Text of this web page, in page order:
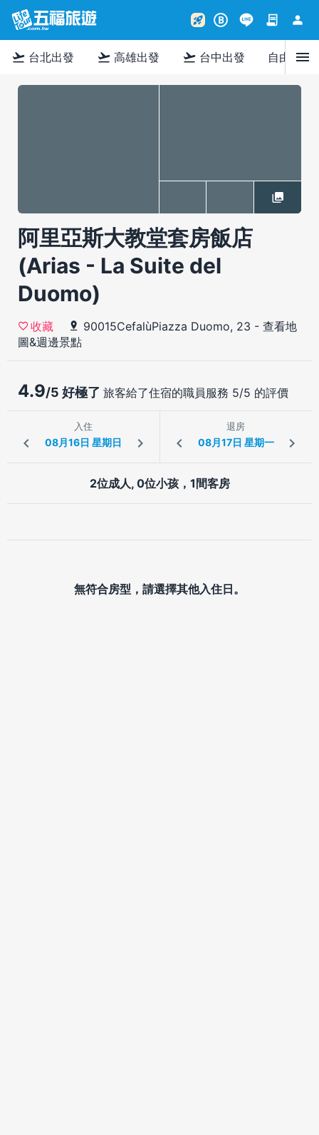
rocket_launch B contract person
flight_takeoff 台北出發 flight_takeoff 高雄出發 flight_takeoff 台中出發 自由行menu
阿里亞斯大教堂套房飯店
(Arias - La Suite del
Duomo)
收藏 90015CefalùPiazza Duomo, 23 - 查看地
圖&週邊景點
4.9/5 好極了 旅客給了住宿的職員服務 5/5 的評價
入住 退房
2位成人, 0位小孩，1間客房
無符合房型，請選擇其他入住日。